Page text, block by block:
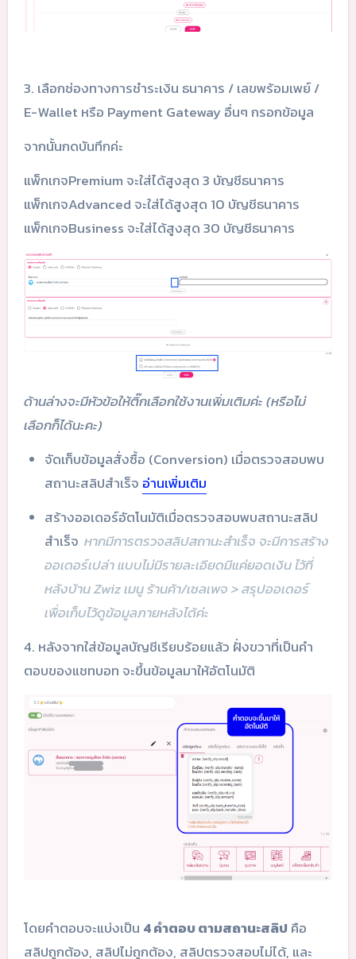
3. เลือกช่องทางการชำระเงิน ธนาคาร / เลขพร้อมเพย์ /
E-Wallet หรือ Payment Gateway อื่นๆ กรอกข้อมูล
จากนั้นกดบันทึกค่ะ
แพ็กเกจPremium จะใส่ได้สูงสุด 3 บัญชีธนาคาร
แพ็กเกจAdvanced จะใส่ได้สูงสุด 10 บัญชีธนาคาร
แพ็กเกจBusiness จะใส่ได้สูงสุด 30 บัญชีธนาคาร
ด้านล่างจะมีหัวข้อให้ติ๊กเลือกใช้งานเพิ่มเติมค่ะ (หรือไม่
เลือกก็ได้นะคะ)
จัดเก็บข้อมูลสั่งซื้อ (Conversion) เมื่อตรวจสอบพบ
สถานะสลิปสำเร็จ อ่านเพิ่มเติม
สร้างออเดอร์อัตโนมัติเมื่อตรวจสอบพบสถานะสลิป
สำเร็จ หากมีการตรวจสลิปสถานะสำเร็จ จะมีการสร้าง
ออเดอร์เปล่า แบบไม่มีรายละเอียดมีแค่ยอดเงิน ไว้ที่
หลังบ้าน Zwiz เมนู ร้านค้า/เซลเพจ > สรุปออเดอร์
เพื่อเก็บไว้ดูข้อมูลภายหลังได้ค่ะ
4. หลังจากใส่ข้อมูลบัญชีเรียบร้อยแล้ว ฝั่งขวาที่เป็นคำ
ตอบของแชทบอท จะขึ้นข้อมูลมาให้อัตโนมัติ
โดยคำตอบจะแบ่งเป็น 4 คำตอบ ตามสถานะสลิปคือ
สลิปถูกต้อง, สลิปไม่ถูกต้อง, สลิปตรวจสอบไม่ได้, และ